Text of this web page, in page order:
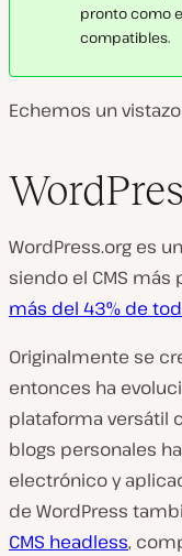
pronto como
compatibles.
Echemos un
WordPress.org es
siendo el CMS
más del 43% de
Originalmente se
entonces ha
plataforma versátil
blogs personales
electrónico y
de WordPress
CMS headless,